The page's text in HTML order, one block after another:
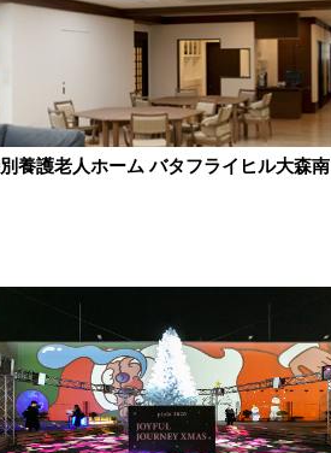
養護老人ホーム バタフライヒル大森南